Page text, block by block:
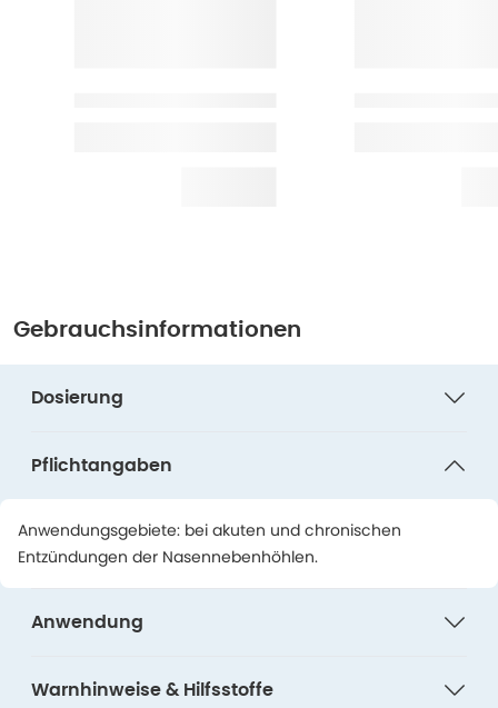
Gebrauchsinformationen
Dosierung
Pflichtangaben
Anwendungsgebiete: bei akuten und chronischen
Entzündungen der Nasennebenhöhlen.
Anwendung
Warnhinweise & Hilfsstoffe